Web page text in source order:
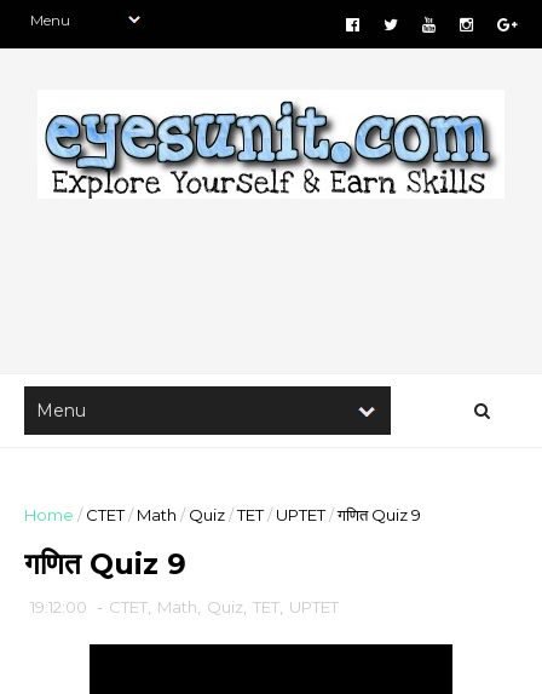
Home / CTET/ Math / Quiz/TET/ UPTET/गणित Quiz 9
गणित Quiz 9
19:12:00 - CTET Math Quiz TET UPTET